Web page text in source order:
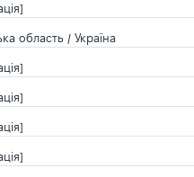
область / Україна